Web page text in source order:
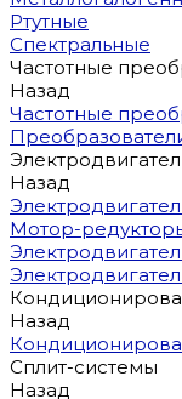
Ртутные
Спектральные
Частотные
Назад
Частотные
Назад
Мотор-
Назад
Сплит-системы
Назад